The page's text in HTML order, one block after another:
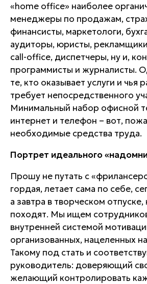
«home office» наиболее
менеджеры по продажам,
финансисты, маркетологи,
аудиторы, юристы,
call-office, диспетчеры, ну и,
программисты и журналисты.
те, кто оказывает услуги и чья
требует непосредственного
Минимальный набор офисной
интернет и телефон – вот,
необходимые средства труда.
Портрет идеального
Прошу не путать с
гордая, летает сама по себе,
а завтра в творческом
походят. Мы ищем
внутренней системой
организованных, нацеленных
Такому под стать и
руководитель: доверяющий
желающий контролировать